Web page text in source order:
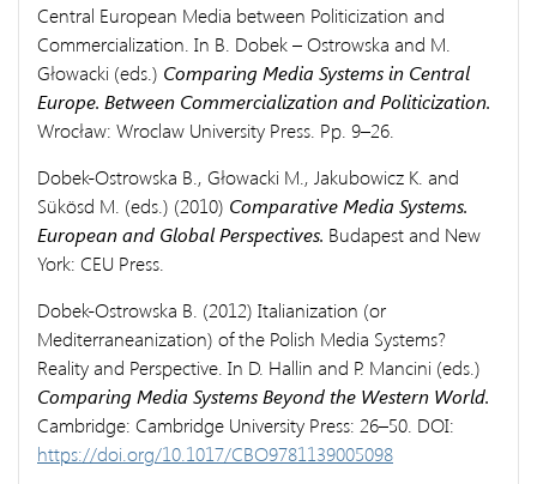
Central European Media between Politicization and
Commercialization. In B. Dobek – Ostrowska and M.
Głowacki (eds.) Comparing Media Systems in Central
Europe. Between Commercialization and Politicization.
Wrocław: Wroclaw University Press. Pp. 9–26.
Dobek-Ostrowska B., Głowacki M., Jakubowicz K. and
Sükösd M. (eds.) (2010) Comparative Media Systems.
European and Global Perspectives. Budapest and New
York: CEU Press.
Dobek-Ostrowska B. (2012) Italianization (or
Mediterraneanization) of the Polish Media Systems?
Reality and Perspective. In D. Hallin and P. Mancini (eds.)
Comparing Media Systems Beyond the Western World.
Cambridge: Cambridge University Press: 26–50. DOI:
https://doi.org/10.1017/CBO9781139005098